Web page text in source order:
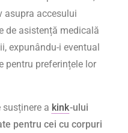
asupra accesului
de asistență medicală
expunându-i eventual
pentru preferințele lor
susținere a kink-ului
pentru cei cu corpuri